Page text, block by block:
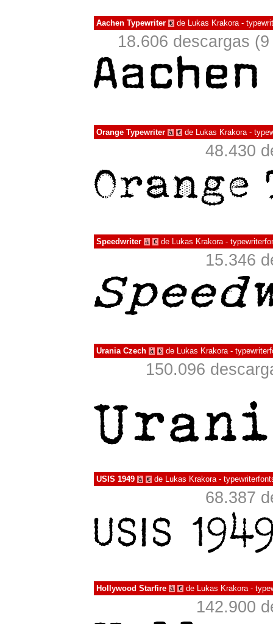
Aachen Typewriter € de Lukas Krakora -
18.606 descargas
Orange Typewriter à € de Lukas Krakora -
48.430
Speedwriter à € de Lukas Krakora -
15.346
Urania Czech à € de Lukas Krakora -
150.096
USIS 1949 à € de Lukas Krakora -
68.387
Hollywood Starfire à € de Lukas Krakora -
142.900